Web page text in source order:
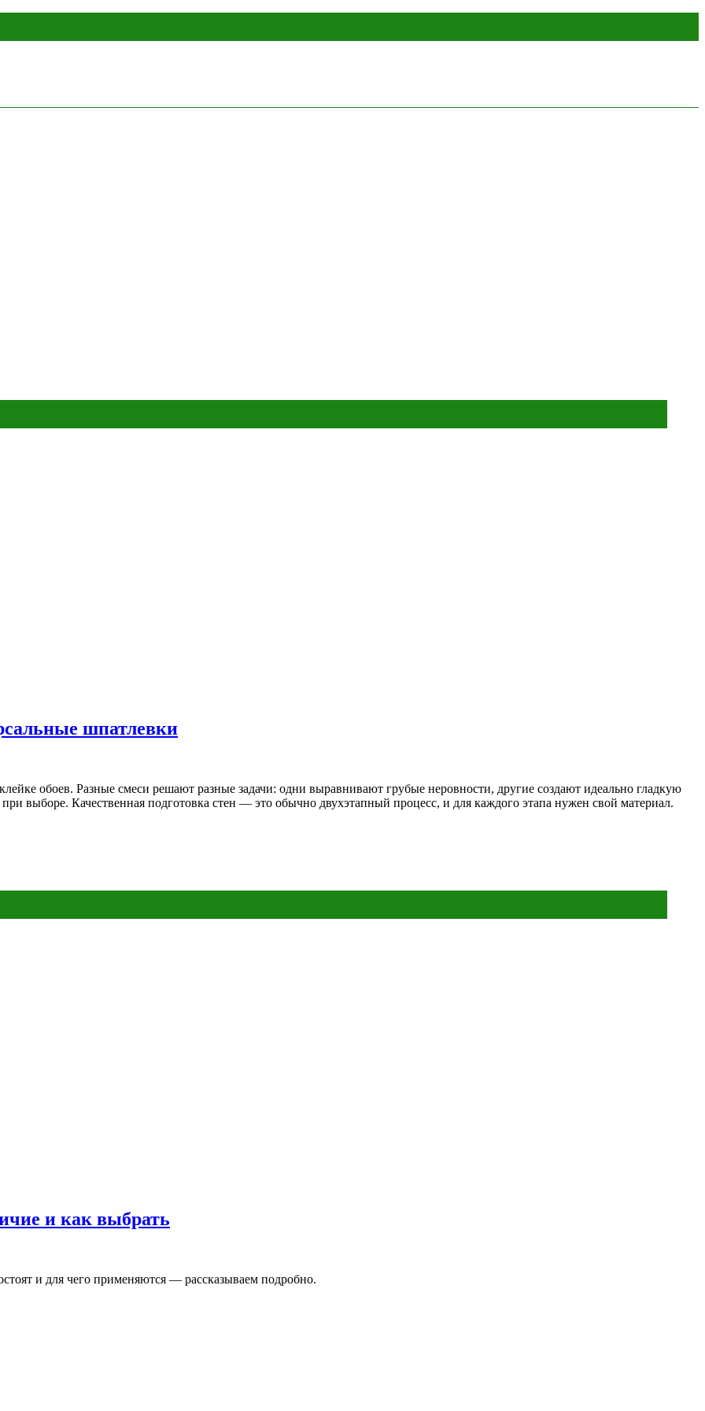
шпатлевки
обоев. Разные смеси решают разные задачи: одни выравнивают грубые неровности, другие создают идеально гладкую
выборе. Качественная подготовка стен — это обычно двухэтапный процесс, и для каждого этапа нужен свой материал.
и как выбрать
и для чего применяются — рассказываем подробно.